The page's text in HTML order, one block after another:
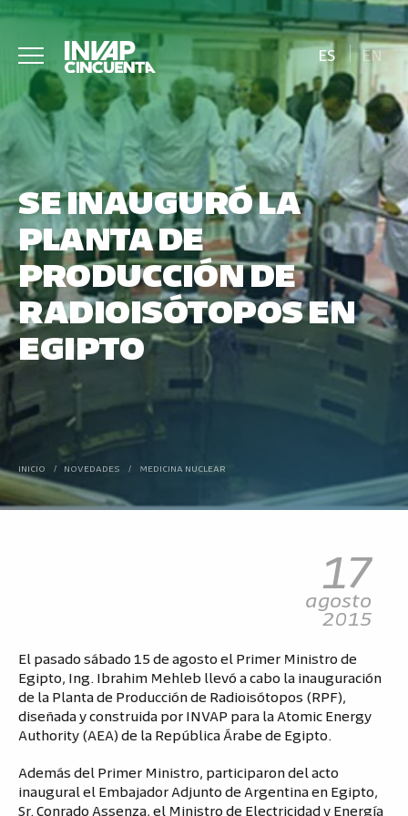
ES EN
SE INAUGURÓ LA
PLANTA DE
PRODUCCIÓN DE
RADIOISÓTOPOS EN
EGIPTO
INICIO / NOVEDADES / MEDICINA NUCLEAR
17
agosto
2015
El pasado sábado 15 de agosto el Primer Ministro de
Egipto, Ing. Ibrahim Mehleb llevó a cabo la inauguración
de la Planta de Producción de Radioisótopos (RPF),
diseñada y construida por INVAP para la Atomic Energy
Authority (AEA) de la República Árabe de Egipto.
Además del Primer Ministro, participaron del acto
inaugural el Embajador Adjunto de Argentina en Egipto,
Sr. Conrado Assenza, el Ministro de Electricidad y Energía